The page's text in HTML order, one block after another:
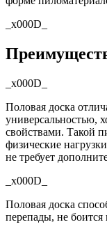
_x000D_
_x000D_
Половая доска
универсальностью,
свойствами. Такой
физические
не требует
_x000D_
Половая доска
перепады, не боится